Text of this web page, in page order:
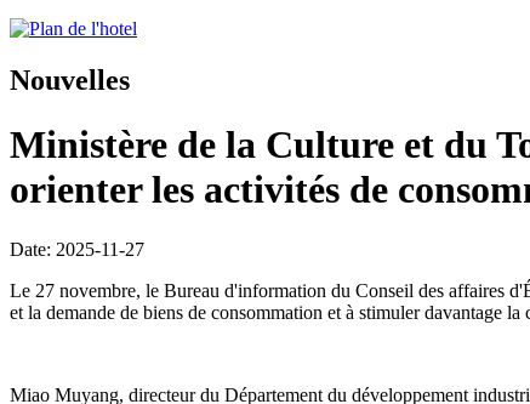
Nouvelles
Ministère de la Culture et du
orienter les activités de
Date: 2025-11-27
Le 27 novembre, le Bureau d'information du Conseil des affaires
et la demande de biens de consommation et à stimuler davantage la
Miao Muyang, directeur du Département du développement